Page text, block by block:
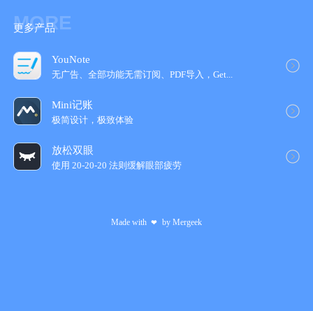
在iTunes/Apple ID设置管理中关闭自动续订功能
过后，顺延一个订阅周期。
- 用户协议：https://www.pacer.cc/termsofservice_zh/
温馨提示：
时了解距离、时长、速度等相关参数。
-长时间持续使用GPS功能，可能会衰减您电池的续航及寿命。
MORE
更多产品
YouNote
无广告、全部功能无需订阅、PDF导入，Get...
Mini记账
极简设计，极致体验
放松双眼
使用 20-20-20 法则缓解眼部疲劳
Made with ❤ by Mergeek